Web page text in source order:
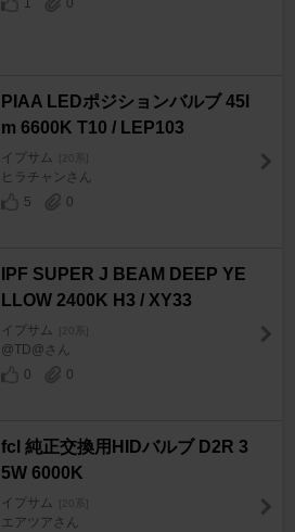
1 0
PIAA LEDポジションバルブ 45l
m 6600K T10 / LEP103
イプサム [20系]
ヒラチャンさん
5
0
IPF SUPER J BEAM DEEP YE
LLOW 2400K H3 / XY33
イプサム [20系]
@TD@さん
0
0
fcl 純正交換用HIDバルブ D2R 3
5W 6000K
イプサム [20系]
エアツアさん